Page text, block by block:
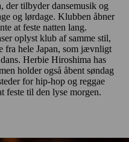
der tilbyder dansemusik og
og lørdage. Klubben åbner
at feste natten lang.
oplyst klub af samme stil,
fra hele Japan, som jævnligt
Herbie Hiroshima has
holder også åbent søndag
for hip-hop og reggae
feste til den lyse morgen.